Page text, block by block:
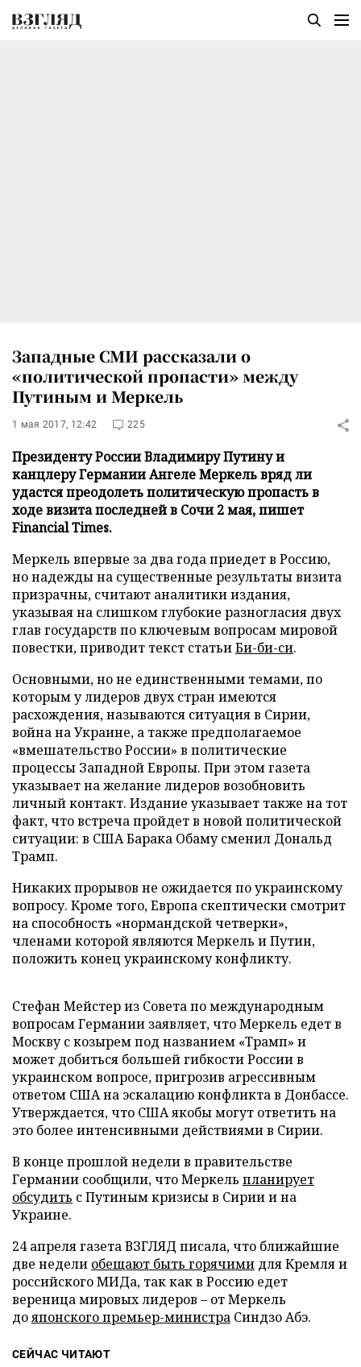
Западные СМИ рассказали о
«политической пропасти» между
Путиным и Меркель
1 мая 2017, 12:42 225
Президенту России Владимиру Путину и
канцлеру Германии Ангеле Меркель вряд ли
удастся преодолеть политическую пропасть в
ходе визита последней в Сочи 2 мая, пишет
Financial Times.
Меркель впервые за два года приедет в Россию,
но надежды на существенные результаты визита
призрачны, считают аналитики издания,
указывая на слишком глубокие разногласия двух
глав государств по ключевым вопросам мировой
повестки, приводит текст статьиБи-би-си.
Основными, но не единственными темами, по
которым у лидеров двух стран имеются
расхождения, называются ситуация в Сирии,
война на Украине, а также предполагаемое
«вмешательство России» в политические
процессы Западной Европы. При этом газета
указывает на желание лидеров возобновить
личный контакт. Издание указывает также на тот
факт, что встреча пройдет в новой политической
ситуации: в США Барака Обаму сменил Дональд
Трамп.
Никаких прорывов не ожидается по украинскому
вопросу. Кроме того, Европа скептически смотрит
на способность «нормандской четверки»,
членами которой являются Меркель и Путин,
положить конец украинскому конфликту.
Стефан Мейстер из Совета по международным
вопросам Германии заявляет, что Меркель едет в
Москву с козырем под названием «Трамп» и
может добиться большей гибкости России в
украинском вопросе, пригрозив агрессивным
ответом США на эскалацию конфликта в Донбассе.
Утверждается, что США якобы могут ответить на
это более интенсивными действиями в Сирии.
В конце прошлой недели в правительстве
Германии сообщили, что Меркель планирует
обсудить с Путиным кризисы в Сирии и на
Украине.
24 апреля газета ВЗГЛЯД писала, что ближайшие
две недели обещают быть горячими для Кремля и
российского МИДа, так как в Россию едет
вереница мировых лидеров – от Меркель
дояпонского премьер-министра Синдзо Абэ.
СЕЙЧАС ЧИТАЮТ